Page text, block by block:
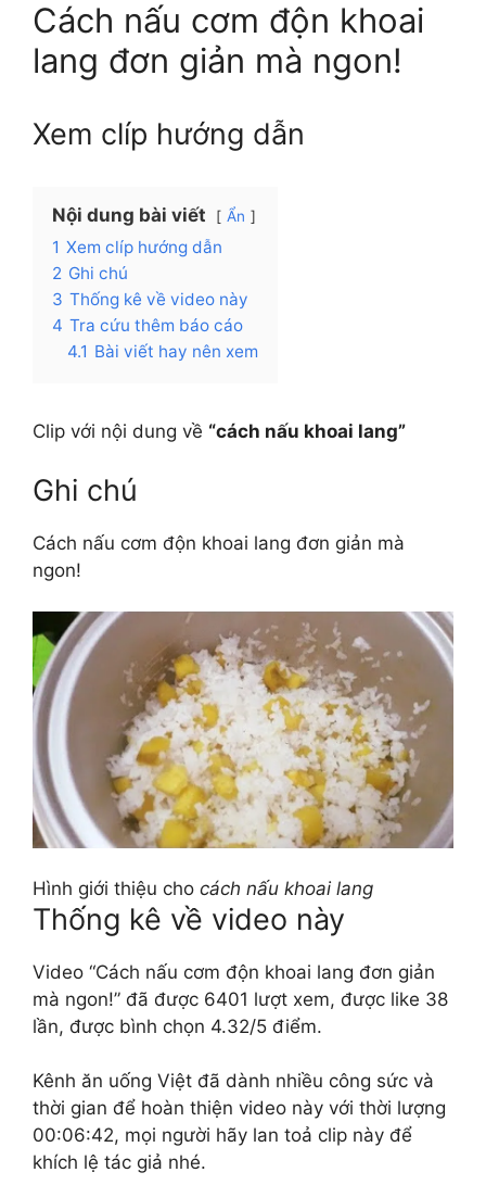
Cách nấu cơm độn khoai
lang đơn giản mà ngon!
Xem clíp hướng dẫn
Nội dung bài viết Ẩn
1 Xem clíp hướng dẫn
2 Ghi chú
3 Thống kê về video này
4 Tra cứu thêm báo cáo
4.1 Bài viết hay nên xem
Clip với nội dung về “cách nấu khoai lang”
Ghi chú
Cách nấu cơm độn khoai lang đơn giản mà
ngon!
Hình giới thiệu cho cách nấu khoai lang
Thống kê về video này
Video “Cách nấu cơm độn khoai lang đơn giản
mà ngon!” đã được 6401 lượt xem, được like 38
lần, được bình chọn 4.32/5 điểm.
Kênh ăn uống Việt đã dành nhiều công sức và
thời gian để hoàn thiện video này với thời lượng
00:06:42, mọi người hãy lan toả clip này để
khích lệ tác giả nhé.